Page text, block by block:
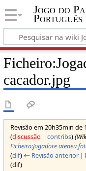
Jogo do
Português
cacador.jpg
Revisão em 20h35min
(discussão | contribs)
Ficheiro:Jogadore ateneu
(dif) ← Revisão anterior|
(dif)